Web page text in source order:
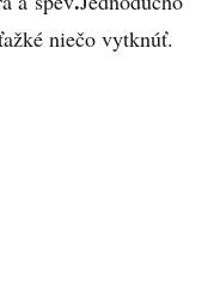
niečo vytknúť.